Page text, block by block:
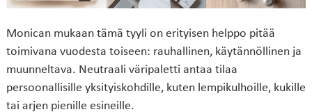
Monican mukaan tämä tyyli on erityisen helppo pitää
toimivana vuodesta toiseen: rauhallinen, käytännöllinen ja
muunneltava. Neutraali väripaletti antaa tilaa
persoonallisille yksityiskohdille, kuten lempikulhoille, kukille
tai arjen pienille esineille.